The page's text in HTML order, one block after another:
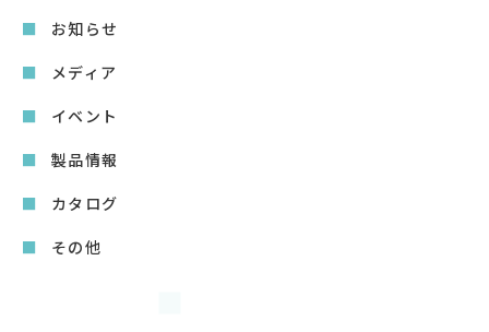
お知らせ
メディア
イベント
製品情報
カタログ
その他